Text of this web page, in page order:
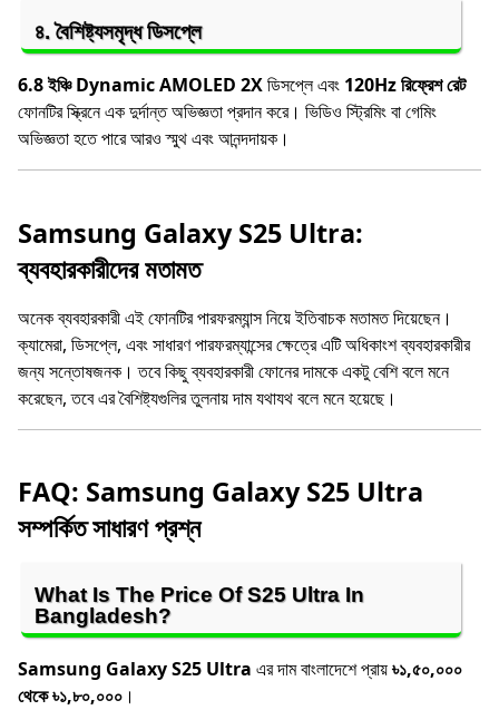
৪.বৈশিষ্ট্যসমৃদ্ধ ডিসপ্লে
6.8 ইঞ্চি Dynamic AMOLED 2Xডিসপ্লে এবং 120Hz রিফ্রেশ রেট
ফোনটির স্ক্রিনে এক দুর্দান্ত অভিজ্ঞতা প্রদান করে। ভিডিও স্ট্রিমিং বা গেমিং
অভিজ্ঞতা হতে পারে আরও স্মুথ এবং আনন্দদায়ক।
Samsung Galaxy S25 Ultra:
ব্যবহারকারীদের মতামত
অনেক ব্যবহারকারী এই ফোনটির পারফরম্যান্স নিয়ে ইতিবাচক মতামত দিয়েছেন।
ক্যামেরা, ডিসপ্লে, এবং সাধারণ পারফরম্যান্সের ক্ষেত্রে এটি অধিকাংশ ব্যবহারকারীর
জন্য সন্তোষজনক। তবে কিছু ব্যবহারকারী ফোনের দামকে একটু বেশি বলে মনে
করেছেন, তবে এর বৈশিষ্ট্যগুলির তুলনায় দাম যথাযথ বলে মনে হয়েছে।
FAQ: Samsung Galaxy S25 Ultra
সম্পর্কিত সাধারণ প্রশ্ন
What Is The Price Of S25 Ultra In
Bangladesh?
Samsung Galaxy S25 Ultra এর দাম বাংলাদেশে প্রায়৳১,৫০,০০০
থেকে ৳১,৮০,০০০ ।